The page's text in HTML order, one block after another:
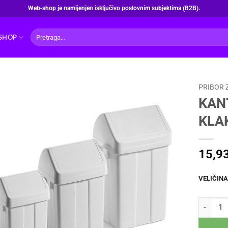
Web‑shop je namijenjen isključivo poslovnim subjektima (B2B).
Pretraži:
PRIBOR
VELIČINA
KANTA